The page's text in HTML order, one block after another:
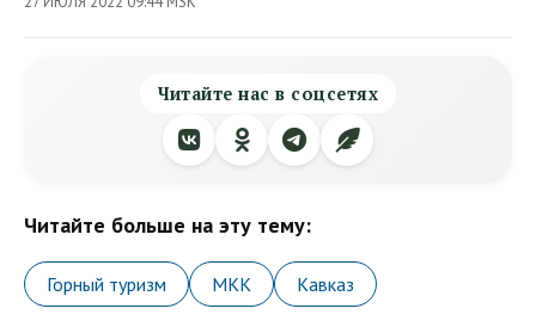
Читайте нас в соцсетях
Читайте больше на эту тему:
Горный туризм МКК Кавказ